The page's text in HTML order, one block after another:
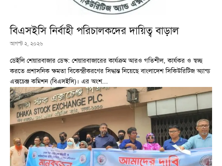
বিএসইসি নির্বাহী পরিচালকদের দায়িত্ব বাড়াল
আগস্ট ২, ২০২৬
ডেইলি শেয়ারবাজার ডেস্ক: শেয়ারবাজারের কার্যক্রম আরও গতিশীল, কার্যকর ও স্বচ্ছ
করতে প্রশাসনিক ক্ষমতা বিকেন্দ্রীকরণের সিদ্ধান্ত নিয়েছে বাংলাদেশ সিকিউরিটিজ অ্যান্ড
এক্সচেঞ্জ কমিশন (বিএসইসি)। এর অংশ...